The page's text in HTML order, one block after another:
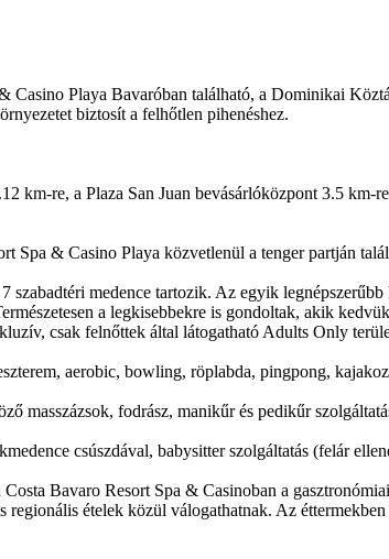
Casino Playa Bavaróban található, a Dominikai
biztosít a felhőtlen pihenéshez.
km-re, a Plaza San Juan bevásárlóközpont 3.5 km-
Spa & Casino Playa közvetlenül a tenger partján
szabadtéri medence tartozik. Az egyik
a legkisebbekre is gondoltak, akik
csak felnőttek által látogatható Adults Only
aerobic, bowling, röplabda, pingpong,
masszázsok, fodrász, manikűr és pedikűr
csúszdával, babysitter szolgáltatás (felár
Bavaro Resort Spa & Casinoban a
regionális ételek közül válogathatnak. Az